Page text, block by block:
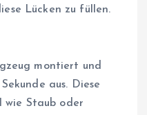
Lücken zu füllen.
montiert und
aus. Diese
Staub oder